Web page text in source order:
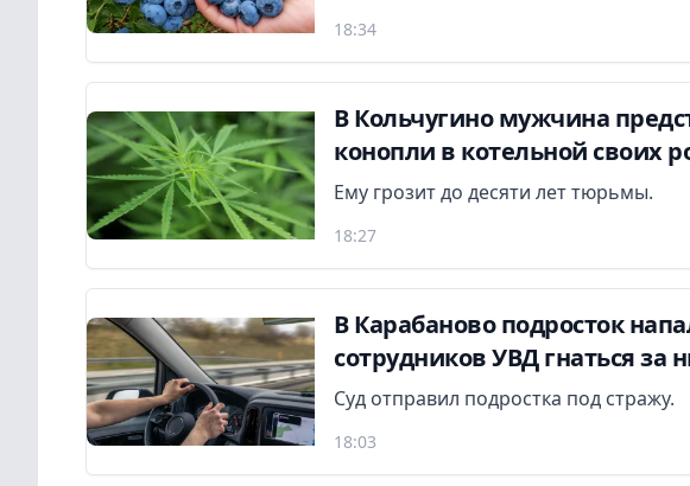
18:34
В Кольчугино мужчина
конопли в котельной своих
Ему грозит до десяти лет тюрьмы.
18:27
В Карабаново подросток
сотрудников УВД гнаться за
Суд отправил подростка под стражу.
18:03